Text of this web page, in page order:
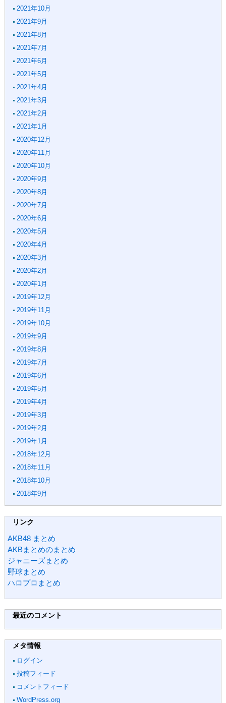
2021年10月
2021年9月
2021年8月
2021年7月
2021年6月
2021年5月
2021年4月
2021年3月
2021年2月
2021年1月
2020年12月
2020年11月
2020年10月
2020年9月
2020年8月
2020年7月
2020年6月
2020年5月
2020年4月
2020年3月
2020年2月
2020年1月
2019年12月
2019年11月
2019年10月
2019年9月
2019年8月
2019年7月
2019年6月
2019年5月
2019年4月
2019年3月
2019年2月
2019年1月
2018年12月
2018年11月
2018年10月
2018年9月
リンク
AKB48 まとめ
AKBまとめのまとめ
ジャニーズまとめ
野球まとめ
ハロプロまとめ
最近のコメント
メタ情報
ログイン
投稿フィード
コメントフィード
WordPress.org